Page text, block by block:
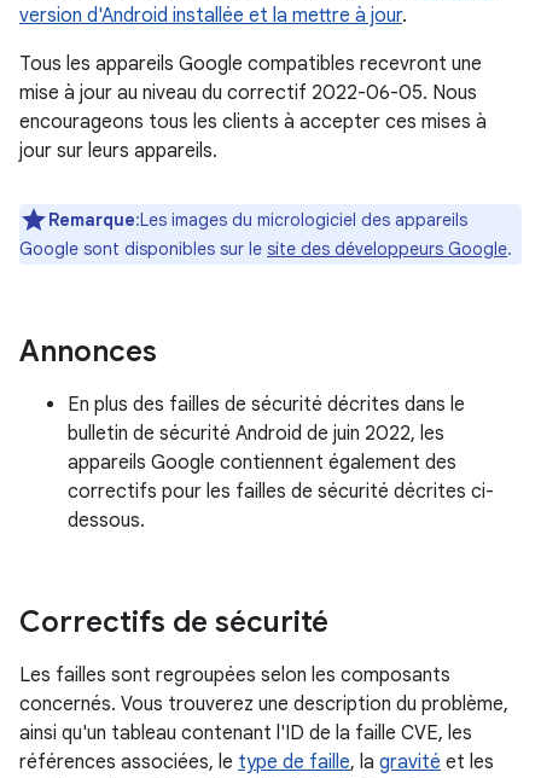
version d'Android installée et la mettre à jour.
Tous les appareils Google compatibles recevront une
mise à jour au niveau du correctif 2022-06-05. Nous
encourageons tous les clients à accepter ces mises à
jour sur leurs appareils.
Remarque:Les images du micrologiciel des appareils
Google sont disponibles sur le site des développeurs Google.
Annonces
En plus des failles de sécurité décrites dans le
bulletin de sécurité Android de juin 2022, les
appareils Google contiennent également des
correctifs pour les failles de sécurité décrites ci-
dessous.
Correctifs de sécurité
Les failles sont regroupées selon les composants
concernés. Vous trouverez une description du problème,
ainsi qu'un tableau contenant l'ID de la faille CVE, les
références associées, le type de faille, la gravité et les